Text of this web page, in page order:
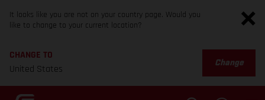
It looks like you are not on your country page. Would you
like to change to your current location?
CHANGE TO
United States
Change